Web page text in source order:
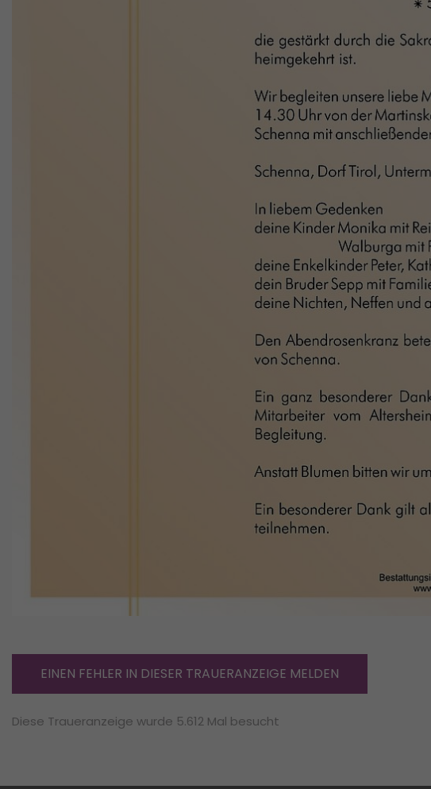
EINEN FEHLER IN DIESER TRAUERANZEIGE MELDEN
Diese Traueranzeige wurde 5.612 Mal besucht